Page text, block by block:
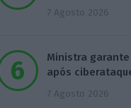
7 Agosto 2026
Ministra
após
7 Agosto 2026